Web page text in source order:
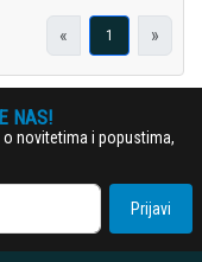
« 1 »
NAS!
novitetima i popustima,
Prijavi